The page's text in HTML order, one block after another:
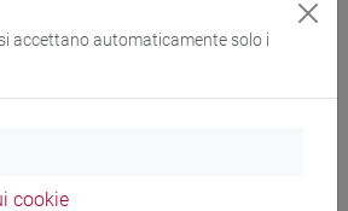
accettano automaticamente solo i
cookie